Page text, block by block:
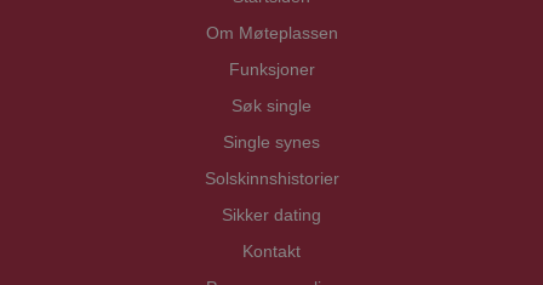
Om Møteplassen
Funksjoner
Søk single
Single synes
Solskinnshistorier
Sikker dating
Kontakt